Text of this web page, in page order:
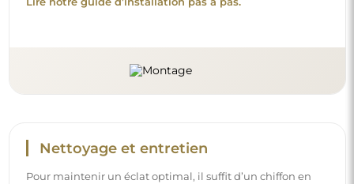
Nettoyage et entretien
Pour maintenir un éclat optimal, il suffit d’un chiffon en